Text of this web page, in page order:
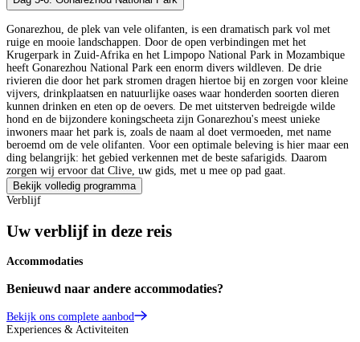
Gonarezhou, de plek van vele olifanten, is een dramatisch park vol met
ruige en mooie landschappen. Door de open verbindingen met het
Krugerpark in Zuid-Afrika en het Limpopo National Park in Mozambique
heeft Gonarezhou National Park een enorm divers wildleven. De drie
rivieren die door het park stromen dragen hiertoe bij en zorgen voor kleine
vijvers, drinkplaatsen en natuurlijke oases waar honderden soorten dieren
kunnen drinken en eten op de oevers. De met uitsterven bedreigde wilde
hond en de bijzondere koningscheeta zijn Gonarezhou's meest unieke
inwoners maar het park is, zoals de naam al doet vermoeden, met name
beroemd om de vele olifanten. Voor een optimale beleving is hier maar een
ding belangrijk: het gebied verkennen met de beste safarigids. Daarom
zorgen wij ervoor dat Clive, uw gids, met u mee op pad gaat.
Bekijk volledig programma
Verblijf
Uw verblijf in deze reis
Accommodaties
Benieuwd naar andere accommodaties?
Bekijk ons complete aanbod
Experiences & Activiteiten